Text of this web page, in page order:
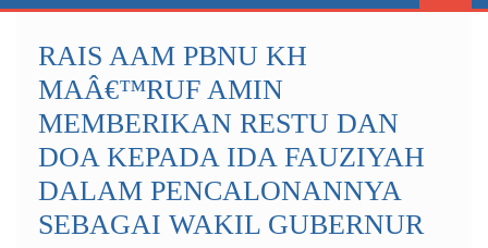
navigation
RAIS AAM PBNU KH
MAÂ€™RUF AMIN
MEMBERIKAN RESTU DAN
DOA KEPADA IDA FAUZIYAH
DALAM PENCALONANNYA
SEBAGAI WAKIL GUBERNUR